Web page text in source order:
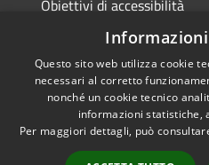
Obiettivi di accessibilità
Dichiarazione di accessibilità
RSS
Accessibilità
Questo sito web utilizza cookie
necessari al corretto
nonché un cookie tecnico
informazioni statistiche,
Per maggiori dettagli, può